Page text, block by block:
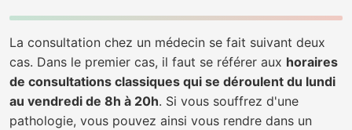
La consultation chez un médecin se fait suivant deux
cas. Dans le premier cas, il faut se référer aux horaires
de consultations classiques qui se déroulent du lundi
au vendredi de 8h à 20h. Si vous souffrez d'une
pathologie, vous pouvez ainsi vous rendre dans un